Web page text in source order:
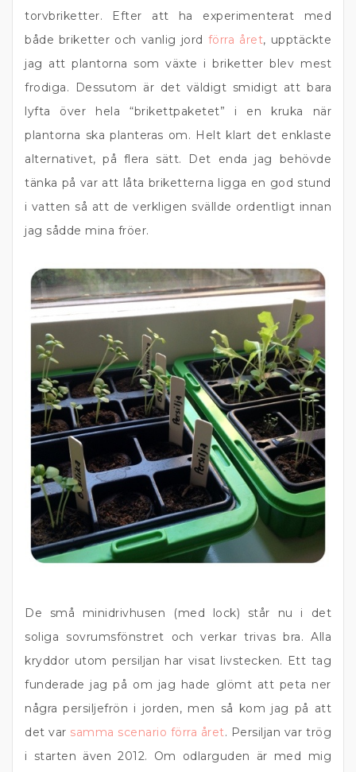
torvbriketter. Efter att ha experimenterat med
både briketter och vanlig jord förra året, upptäckte
jag att plantorna som växte i briketter blev mest
frodiga. Dessutom är det väldigt smidigt att bara
lyfta över hela “brikettpaketet” i en kruka när
plantorna ska planteras om. Helt klart det enklaste
alternativet, på flera sätt. Det enda jag behövde
tänka på var att låta briketterna ligga en god stund
i vatten så att de verkligen svällde ordentligt innan
jag sådde mina fröer.
De små minidrivhusen (med lock) står nu i det
soliga sovrumsfönstret och verkar trivas bra. Alla
kryddor utom persiljan har visat livstecken. Ett tag
funderade jag på om jag hade glömt att peta ner
några persiljefrön i jorden, men så kom jag på att
det var samma scenario förra året. Persiljan var trög
i starten även 2012. Om odlarguden är med mig